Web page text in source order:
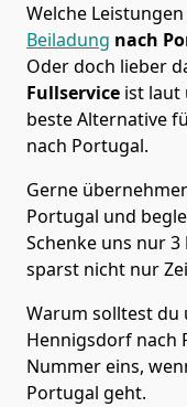
Welche
Beiladung nach
Oder doch lieber
Fullservice ist laut
beste Alternative
nach Portugal.
Gerne
Portugal und
Schenke uns nur3
sparst nicht nur
Warum solltest du
Hennigsdorf nach
Nummer eins,
Portugal geht.